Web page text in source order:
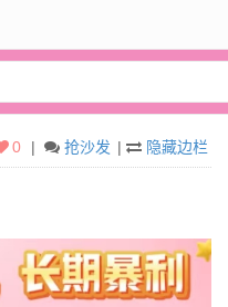
| 隐藏边栏
| 抢沙发
0